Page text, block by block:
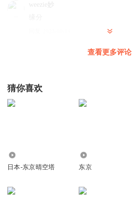
weezie妙
weezie妙:
安逸颖
好作品！感谢主播
查看更多评论
猜你喜欢
日本-东京晴空塔 东京